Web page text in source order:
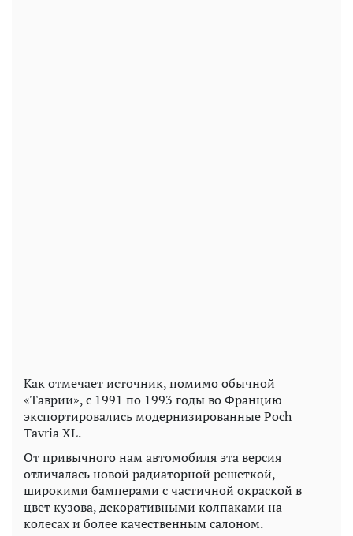
Как отмечает источник, помимо обычной
«Таврии», с 1991 по 1993 годы во Францию
экспортировались модернизированные Poch
Tavria XL.
От привычного нам автомобиля эта версия
отличалась новой радиаторной решеткой,
широкими бамперами с частичной окраской в
цвет кузова, декоративными колпаками на
колесах и более качественным салоном.